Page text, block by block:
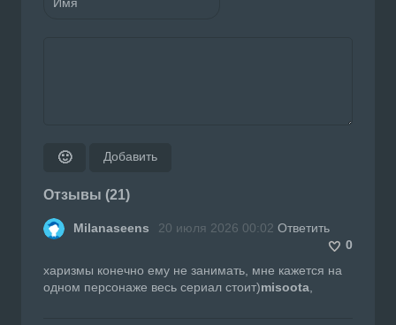
🙂 Добавить
Отзывы (21)
Milanaseens 20 июля 2026 00:02 Ответить
0
харизмы конечно ему не занимать, мне кажется на
одном персонаже весь сериал стоит)misoota